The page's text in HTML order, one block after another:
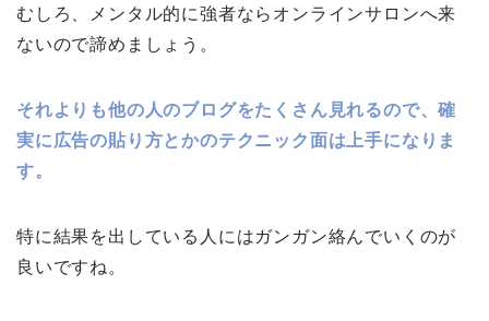
むしろ、メンタル的に強者ならオンラインサロンへ来
ないので諦めましょう。
それよりも他の人のブログをたくさん見れるので、確
実に広告の貼り方とかのテクニック面は上手になりま
す。
特に結果を出している人にはガンガン絡んでいくのが
良いですね。